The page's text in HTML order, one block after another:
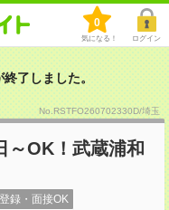
0
気になる！ ログイン
了しました。
No.RSTFO260702330D/埼玉
～OK！武蔵浦和
録・面接OK